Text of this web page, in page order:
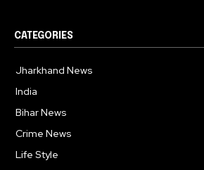
CATEGORIES
Jharkhand News
India
Bihar News
Crime News
Life Style